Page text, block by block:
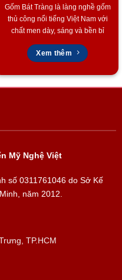
của bạn nhé.
quà xinh xắn, thiệp chúc…
Gốm Bát Tràng là làng nghề gốm
thủ công nổi tiếng Việt Nam với
chất men dày, sáng và bền bỉ
Xem thêm
Mỹ Nghệ Việt
số 0311761046 do Sở Kế
năm 2012.
TP.HCM